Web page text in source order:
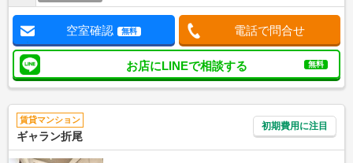
空室確認 無料 電話で問合せ
お店にLINEで相談する 無料
賃貸マンション
ギャラン折尾
初期費用に注目